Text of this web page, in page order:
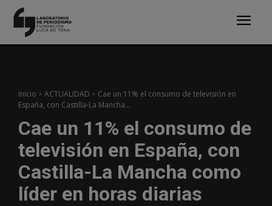
Inicio ACTUALIDAD
Cae un 11% el consumo de televisión en
España, con Castilla-La Mancha...
Cae un 11% el consumo de
televisión en España, con
Castilla-La Mancha como
líder en horas diarias